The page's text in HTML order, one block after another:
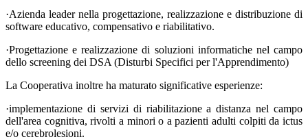
·Azienda leader nella progettazione, realizzazione e distribuzione di
software educativo, compensativo e riabilitativo.
·Progettazione e realizzazione di soluzioni informatiche nel campo
dello screening dei DSA (Disturbi Specifici per l'Apprendimento)
La Cooperativa inoltre ha maturato significative esperienze:
·implementazione di servizi di riabilitazione a distanza nel campo
dell'area cognitiva, rivolti a minori o a pazienti adulti colpiti da ictus
e/o cerebrolesioni.